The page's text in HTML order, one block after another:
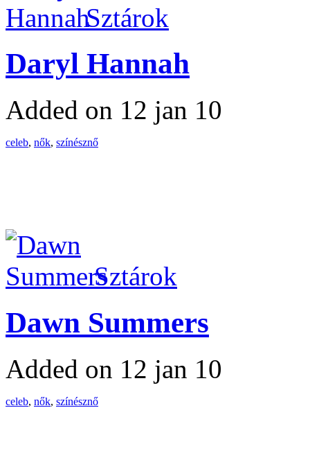
Sztárok
Daryl Hannah
Added on 12 jan 10
celeb, nők, színésznő
Sztárok
Dawn Summers
Added on 12 jan 10
celeb, nők, színésznő